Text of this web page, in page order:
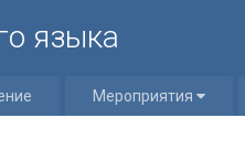
языка
Мероприятия